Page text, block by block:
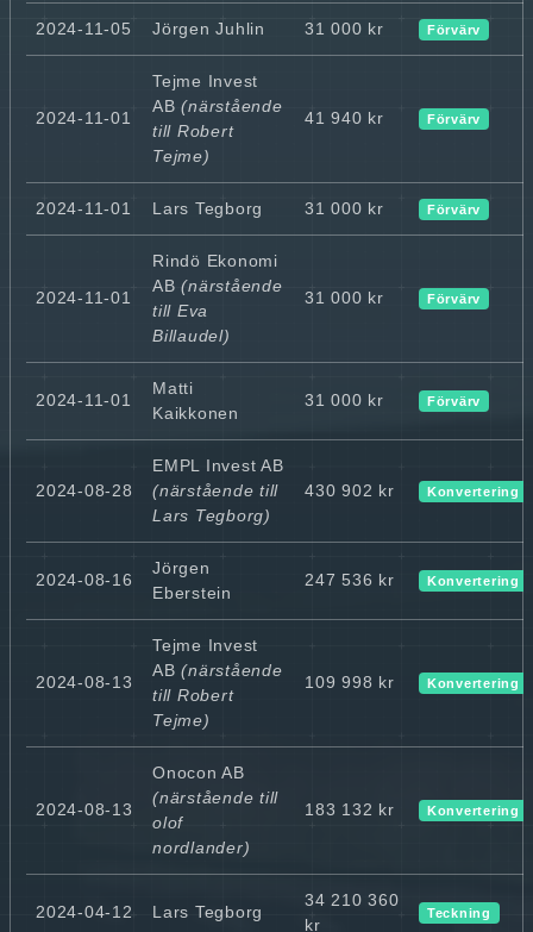
2024-11-05 Jörgen Juhlin 31 000 kr Förvärv
2024-11-01
Tejme Invest
AB (närstående
till Robert
Tejme)
41 940 kr Förvärv
2024-11-01 Lars Tegborg 31 000 kr Förvärv
2024-11-01
Rindö Ekonomi
AB (närstående
till Eva
Billaudel)
31 000 kr Förvärv
2024-11-01
Matti
Kaikkonen
31 000 kr Förvärv
2024-08-28
EMPL Invest AB
(närstående till
Lars Tegborg)
430 902 kr Konvertering
2024-08-16
Jörgen
Eberstein
247 536 kr Konvertering
2024-08-13
Tejme Invest
AB (närstående
till Robert
Tejme)
109 998 kr Konvertering
2024-08-13
Onocon AB
(närstående till
olof
nordlander)
183 132 kr Konvertering
2024-04-12 Lars Tegborg
34 210 360
kr
Teckning